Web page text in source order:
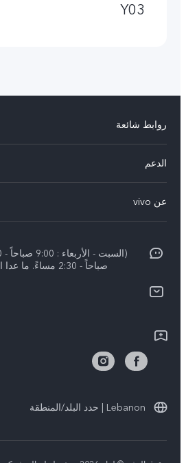
Y03
روابط شائعة
V29 Lite
Y27s
كل الموديلات
الدعم
مركز خدمات
Funtouch OS
تعلیمات الضمان
بيان الخصوصية بشأن خدمة العملاء
عن vivo
الأخبار
الإشعارات القانونية
مركز الخصوصية لدى vivo
الاستدامة
صباحاً - 2:30 مساءً. ما عدا ايام العطل)دردشة مباشرة
Lebanon | حدد البلد/المنطقة